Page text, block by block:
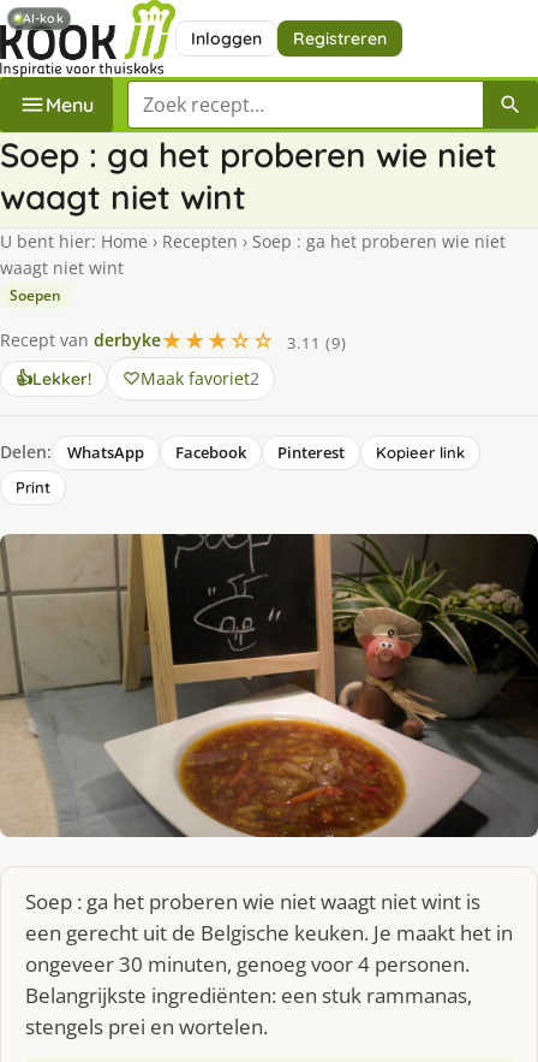
Inloggen Registreren
Menu Zoek een recept
Soep : ga het proberen wie niet
waagt niet wint
U bent hier: Home › Recepten › Soep : ga het proberen wie niet
waagt niet wint
Soepen
Recept van derbyke★★★☆☆
3.11 (9)
👍Lekker! Maak favoriet2
Delen: WhatsApp Facebook Pinterest
Kopieer link
Print
Soep : ga het proberen wie niet waagt niet wint is
een gerecht uit de Belgische keuken. Je maakt het in
ongeveer 30 minuten, genoeg voor 4 personen.
Belangrijkste ingrediënten: een stuk rammanas,
stengels prei en wortelen.
AI-kok